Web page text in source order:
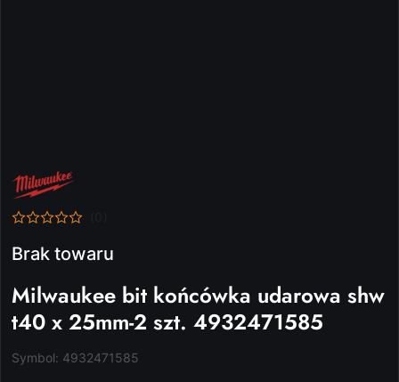
NAZWA
PRODUCENTA:
MILWAUKEE
Brak towaru
Milwaukee bit końcówka udarowa shw
t40 x 25mm-2 szt. 4932471585
Symbol: 4932471585